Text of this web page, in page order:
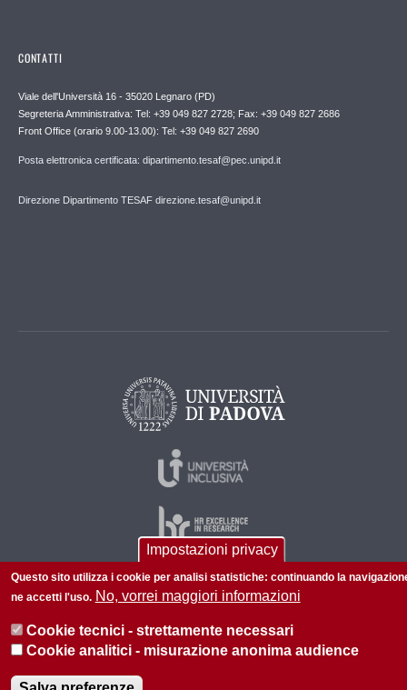
CONTATTI
Viale dell'Università 16 - 35020 Legnaro (PD)
Segreteria Amministrativa: Tel: +39 049 827 2728; Fax: +39 049 827 2686
Front Office (orario 9.00-13.00): Tel: +39 049 827 2690
Posta elettronica certificata: dipartimento.tesaf@pec.unipd.it
Direzione Dipartimento TESAF direzione.tesaf@unipd.it
© 2026 Università di Padova - Tutti i diritti riservati
P.I. 00742430283 C.F. 80006480281
Informazioni su questo sito Privacy policy
Impostazioni privacy
Questo sito utilizza i cookie per analisi statistiche: continuando la
ne accetti l'uso. No, vorrei maggiori informazioni
Cookie tecnici - strettamente necessari
Cookie analitici - misurazione anonima audience